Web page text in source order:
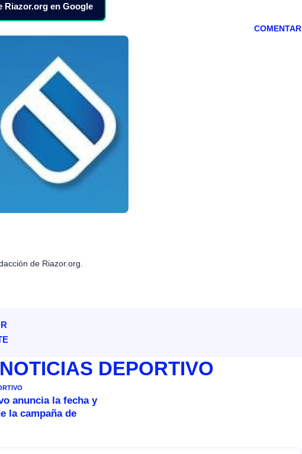
Riazor.org en Google
COMENTAR
de Riazor.org.
NOTICIAS DEPORTIVO
anuncia la fecha y
la campaña de